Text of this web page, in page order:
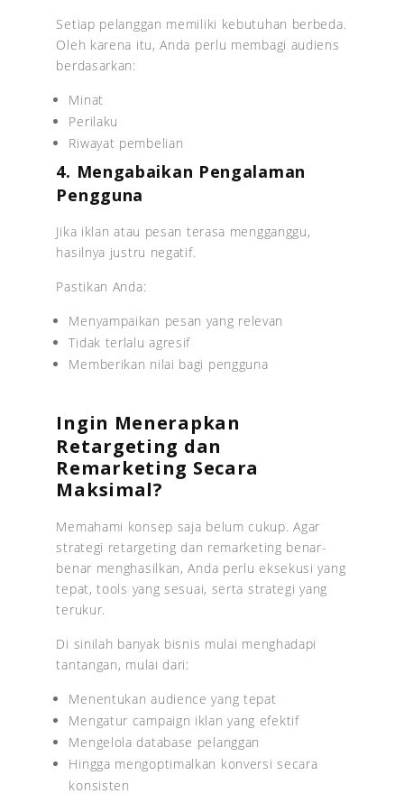
Setiap pelanggan memiliki kebutuhan berbeda.
Oleh karena itu, Anda perlu membagi audiens
berdasarkan:
Minat
Perilaku
Riwayat pembelian
4. Mengabaikan Pengalaman
Pengguna
Jika iklan atau pesan terasa mengganggu,
hasilnya justru negatif.
Pastikan Anda:
Menyampaikan pesan yang relevan
Tidak terlalu agresif
Memberikan nilai bagi pengguna
Ingin Menerapkan
Retargeting dan
Remarketing Secara
Maksimal?
Memahami konsep saja belum cukup. Agar
strategi retargeting dan remarketing benar-
benar menghasilkan, Anda perlu eksekusi yang
tepat, tools yang sesuai, serta strategi yang
terukur.
Di sinilah banyak bisnis mulai menghadapi
tantangan, mulai dari:
Menentukan audience yang tepat
Mengatur campaign iklan yang efektif
Mengelola database pelanggan
Hingga mengoptimalkan konversi secara
konsisten